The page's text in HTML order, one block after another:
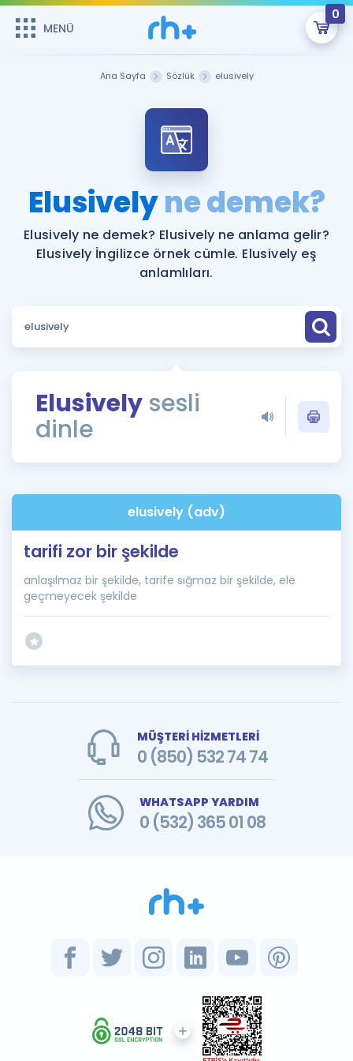
MENÜ
0
Şifremi Hatırlamıyorum
ÜYE DEĞİLİM
Sepetin Şu An Boş.
Remzi Hoca ile seni sınava hazırlayacak onlarca eğitim seni
bekliyor!
MENÜ
Katılımcı Görüşleri
Faydalı Araçlar
Sözlük
Rehberlik Aracı
ÖSYM Sınav Takvimi
İngilizce Gramer
Hakkımızda
Ana Sayfa Sözlük elusively
Elusivelyne demek?
Elusively ne demek? Elusively ne anlama gelir?
Elusively İngilizce örnek cümle. Elusively eş
anlamlıları.
Elusively sesli
dinle
elusively (adv)
tarifi zor bir şekilde
anlaşılmaz bir şekilde, tarife sığmaz bir şekilde, ele
geçmeyecek şekilde
MÜŞTERİ HİZMETLERİ
0 (850) 532 74 74
WHATSAPP YARDIM
0 (532) 365 01 08